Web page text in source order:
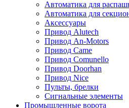
Автоматика для
Автоматика для
Аксессуары
Привод Alutech
Привод An-Motors
Привод Came
Привод Comunello
Привод Doorhan
Привод Nice
Пульты, брелки
Сигнальные элементы
Промышленные ворота